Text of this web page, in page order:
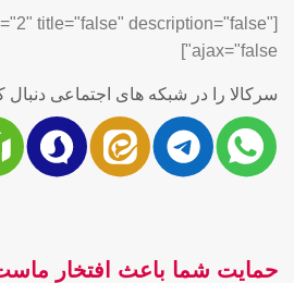
title="false" description="false"
ajax="false"]
سرکالا را در شبکه های اجتماعی دنبال
حمایت شما باعث افتخار